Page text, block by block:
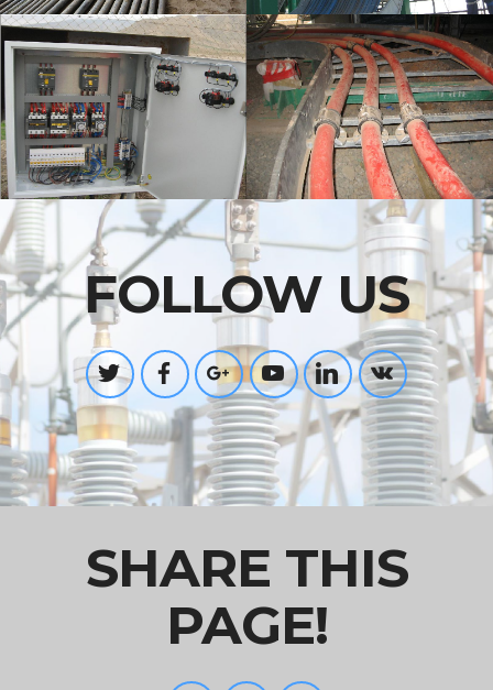
FOLLOW US
SHARE THIS
PAGE!